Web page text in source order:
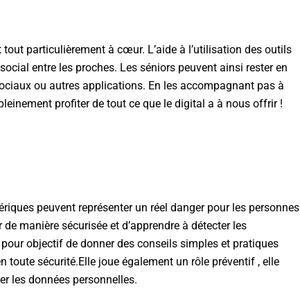
particulièrement à cœur. L’aide à l’utilisation des outils
entre les proches. Les séniors peuvent ainsi rester en
ou autres applications. En les accompagnant pas à
profiter de tout ce que le digital a à nous offrir !
peuvent représenter un réel danger pour les personnes
manière sécurisée et d’apprendre à détecter les
objectif de donner des conseils simples et pratiques
toute sécurité.Elle joue également un rôle préventif , elle
les données personnelles.